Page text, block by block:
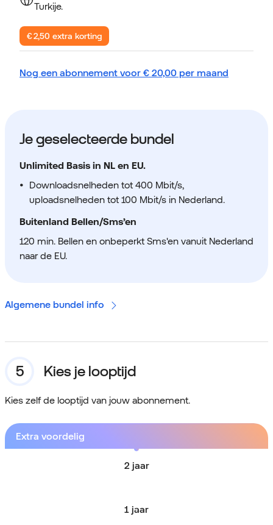
Turkije.
€ 2,50 extra korting
Nog een abonnement voor € 20,00 per maand
Je geselecteerde bundel
Unlimited Basis in NL en EU.
Downloadsnelheden tot 400 Mbit/s,
uploadsnelheden tot 100 Mbit/s in Nederland.
Buitenland Bellen/Sms’en
120 min. Bellen en onbeperkt Sms'en vanuit Nederland
naar de EU.
Algemene bundel info
Kies je looptijd
Kies zelf de looptijd van jouw abonnement.
Extra voordelig
2 jaar
1 jaar